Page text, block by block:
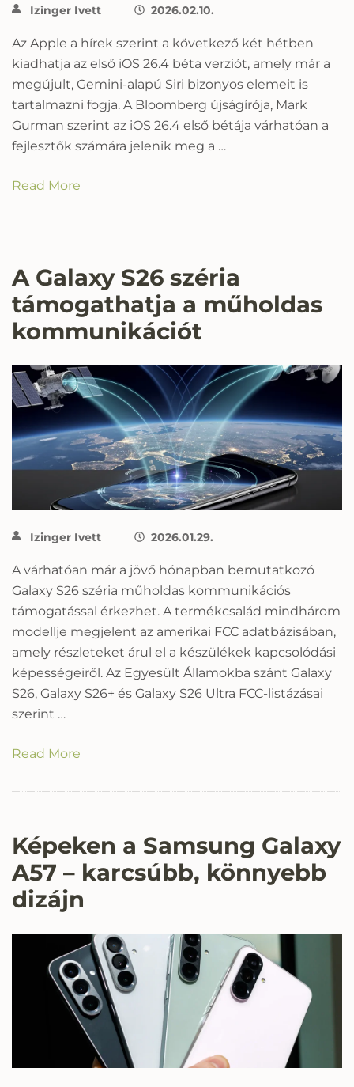
Izinger Ivett 2026.02.10.
Az Apple a hírek szerint a következő két hétben
kiadhatja az első iOS 26.4 béta verziót, amely már a
megújult, Gemini-alapú Siri bizonyos elemeit is
tartalmazni fogja. A Bloomberg újságírója, Mark
Gurman szerint az iOS 26.4 első bétája várhatóan a
fejlesztők számára jelenik meg a …
Read More
A Galaxy S26 széria
támogathatja a műholdas
kommunikációt
Izinger Ivett 2026.01.29.
A várhatóan már a jövő hónapban bemutatkozó
Galaxy S26 széria műholdas kommunikációs
támogatással érkezhet. A termékcsalád mindhárom
modellje megjelent az amerikai FCC adatbázisában,
amely részleteket árul el a készülékek kapcsolódási
képességeiről. Az Egyesült Államokba szánt Galaxy
S26, Galaxy S26+ és Galaxy S26 Ultra FCC-listázásai
szerint …
Read More
Képeken a Samsung Galaxy
A57 – karcsúbb, könnyebb
dizájn